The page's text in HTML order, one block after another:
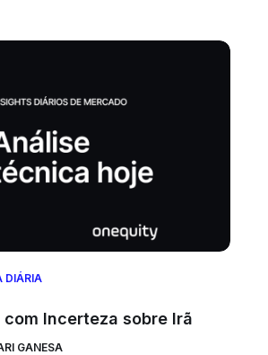
DIÁRIA
com Incerteza sobre Irã
GANESA